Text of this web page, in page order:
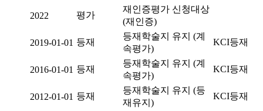
2022 평가
재인증평가 신청대상
(재인증)
2019-01-01 등재
등재학술지 유지 (계
속평가)
KCI등재
2016-01-01 등재
등재학술지 유지 (계
속평가)
KCI등재
2012-01-01 등재
등재학술지 유지 (등
재유지)
KCI등재